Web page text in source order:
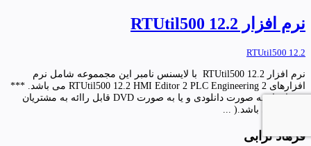
نرم افزار RTUtil500 12.2
RTUtil500 12.2
نرم افزار RTUtil500 12.2 با لایسنس نامبر این مجمموعه شامل نرم
افزارهای RTUtil500 12.2 HMI Editor 2 PLC Engineering 2 می باشد. ***
نرم افزار به صورت دانلودی و یا به صورت DVD قابل راائه به مشتریان
گرامی می باشد.( ...
فرهاد ترابی